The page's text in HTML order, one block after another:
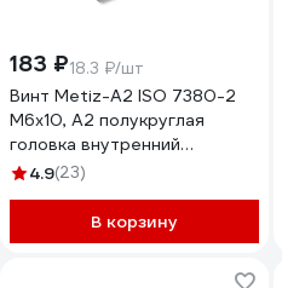
183 ₽18.3 ₽/шт
Винт Metiz-A2 ISO 7380-2
M6x10, А2 полукруглая
головка внутренний
шестигранник, пресс-шайба,
4.9(23)
В корзину